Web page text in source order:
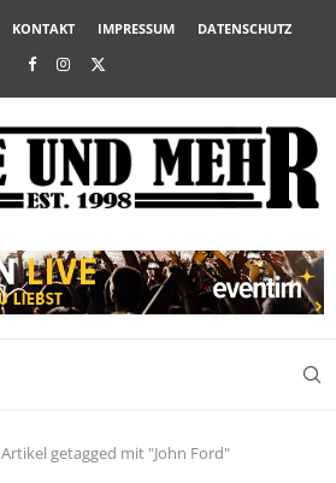
KONTAKT IMPRESSUM DATENSCHUTZ
Artikel getagged mit "John Ford"